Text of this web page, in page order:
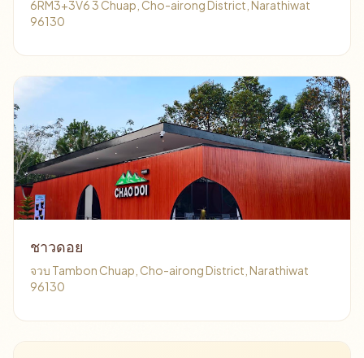
6RM3+3V6 3 Chuap, Cho-airong District, Narathiwat
96130
ชาวดอย
จวบ Tambon Chuap, Cho-airong District, Narathiwat
96130